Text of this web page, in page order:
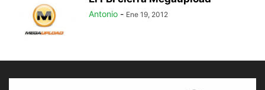
Antonio - Ene 19, 2012